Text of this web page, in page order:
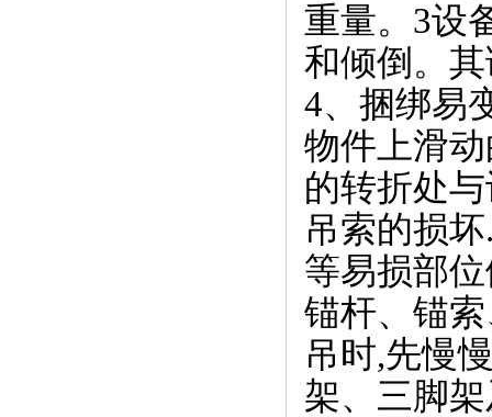
重量。3设
和倾倒。
4、捆绑易
物件上滑
的转折处
吊索的损
等易损部
锚杆、锚
吊时,先慢
架、三脚